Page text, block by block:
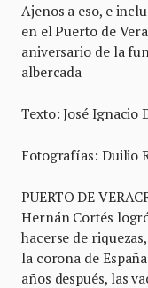
Ajenos a eso, e
en el Puerto de
aniversario de la
albercada
Texto: José Ignacio
Fotografías: Duilio
PUERTO DE
Hernán Cortés
hacerse de
la corona de
años después, las